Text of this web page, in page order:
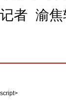
记者 渝焦
script>